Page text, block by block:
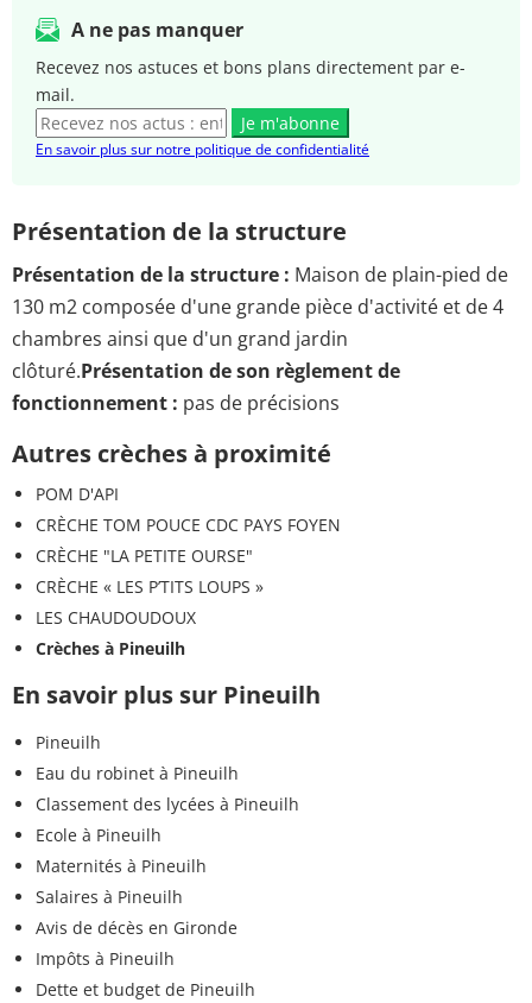
A ne pas manquer
Recevez nos astuces et bons plans directement par e-
mail.
Je m'abonne
En savoir plus sur notre politique de confidentialité
Présentation de la structure
Présentation de la structure : Maison de plain-pied de
130 m2 composée d'une grande pièce d'activité et de 4
chambres ainsi que d'un grand jardin
clôturé.Présentation de son règlement de
fonctionnement : pas de précisions
Autres crèches à proximité
POM D'API
CRÈCHE TOM POUCE CDC PAYS FOYEN
CRÈCHE "LA PETITE OURSE"
CRÈCHE « LES P’TITS LOUPS »
LES CHAUDOUDOUX
Crèches à Pineuilh
En savoir plus sur Pineuilh
Pineuilh
Eau du robinet à Pineuilh
Classement des lycées à Pineuilh
Ecole à Pineuilh
Maternités à Pineuilh
Salaires à Pineuilh
Avis de décès en Gironde
Impôts à Pineuilh
Dette et budget de Pineuilh